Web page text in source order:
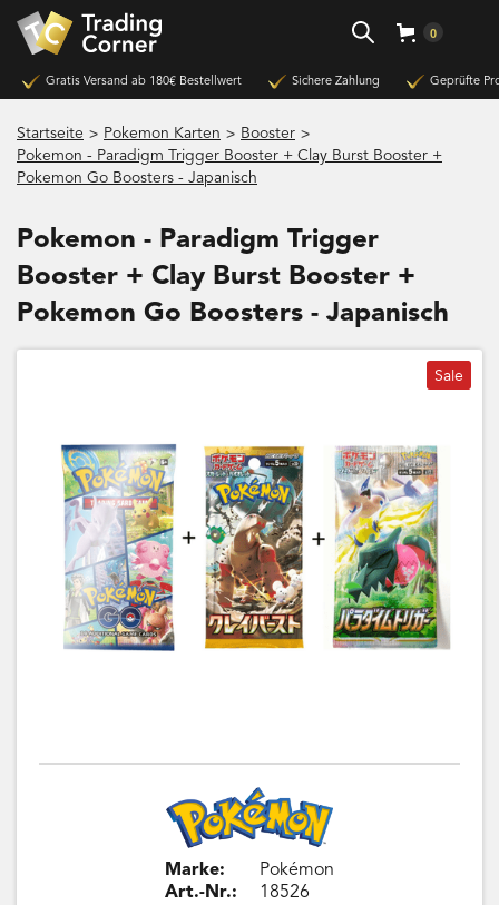
0
Gratis Versand ab 180€ Bestellwert Sichere Zahlung Geprüfte
Startseite > Pokemon Karten > Booster >
Pokemon - Paradigm Trigger Booster + Clay Burst Booster +
Pokemon Go Boosters - Japanisch
Pokemon - Paradigm Trigger
Booster + Clay Burst Booster +
Pokemon Go Boosters - Japanisch
Sale
Marke:
Art.-Nr.:
Pokémon
18526